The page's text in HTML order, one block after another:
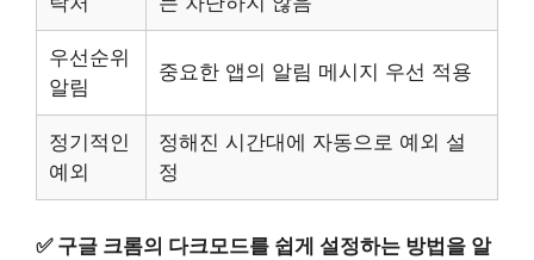
우선순위
알림
중요한 앱의 알림 메시지 우선 적용
정기적인
예외
정해진 시간대에 자동으로 예외 설
정
✅ 구글 크롬의 다크모드를 쉽게 설정하는 방법을 알